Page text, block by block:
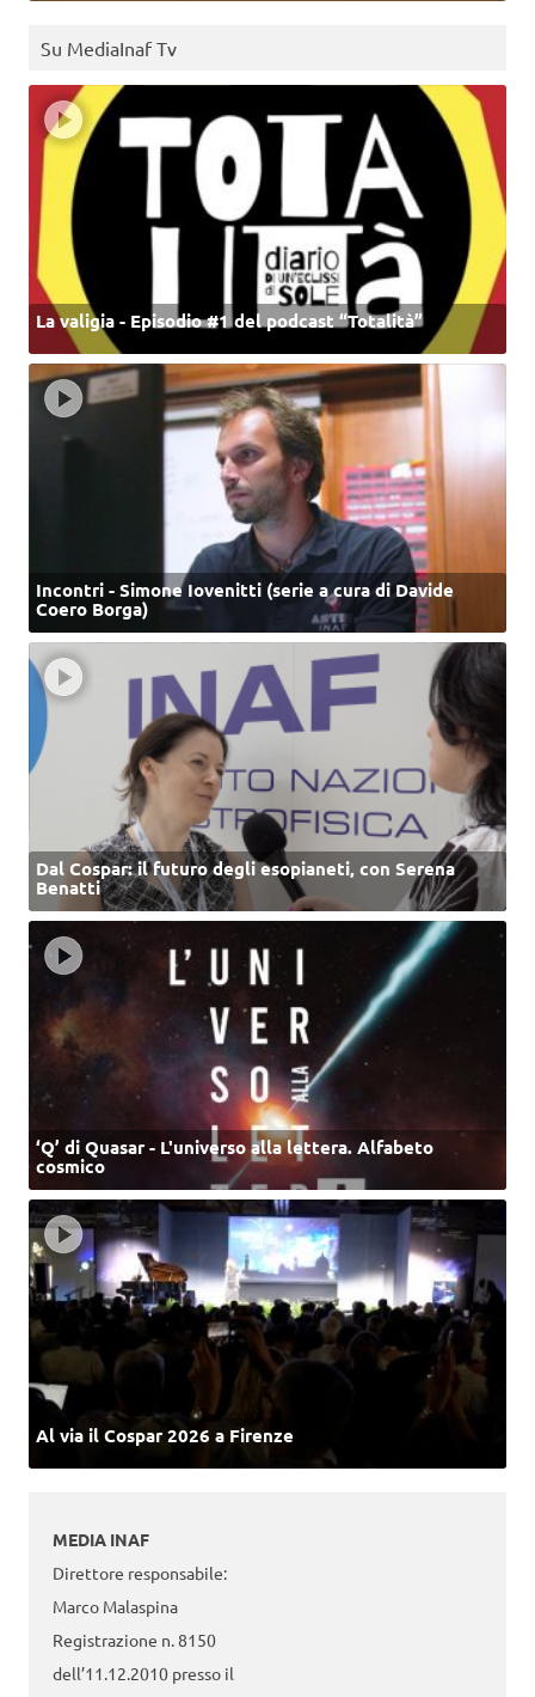
Su MediaInaf Tv
La valigia - Episodio #1 del podcast “Totalità”
Incontri - Simone Iovenitti (serie a cura di Davide
Coero Borga)
Dal Cospar: il futuro degli esopianeti, con Serena
Benatti
‘Q’ di Quasar - L'universo alla lettera. Alfabeto
cosmico
Al via il Cospar 2026 a Firenze
MEDIA INAF
Direttore responsabile:
Marco Malaspina
Registrazione n. 8150
dell’11.12.2010 presso il